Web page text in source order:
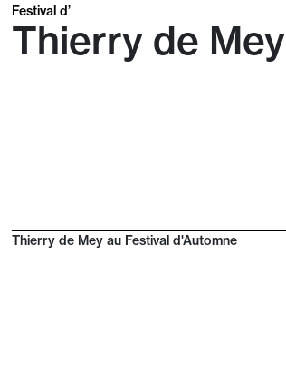
Festival d’
Thierry de Mey
Thierry de Mey au Festival d'Automne